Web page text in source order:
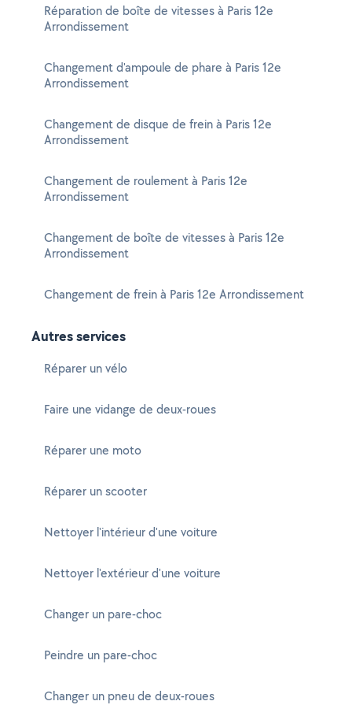
Réparation de boîte de vitesses à Paris 12e
Arrondissement
Changement d'ampoule de phare à Paris 12e
Arrondissement
Changement de disque de frein à Paris 12e
Arrondissement
Changement de roulement à Paris 12e
Arrondissement
Changement de boîte de vitesses à Paris 12e
Arrondissement
Changement de frein à Paris 12e Arrondissement
Autres services
Réparer un vélo
Faire une vidange de deux-roues
Réparer une moto
Réparer un scooter
Nettoyer l'intérieur d'une voiture
Nettoyer l'extérieur d'une voiture
Changer un pare-choc
Peindre un pare-choc
Changer un pneu de deux-roues